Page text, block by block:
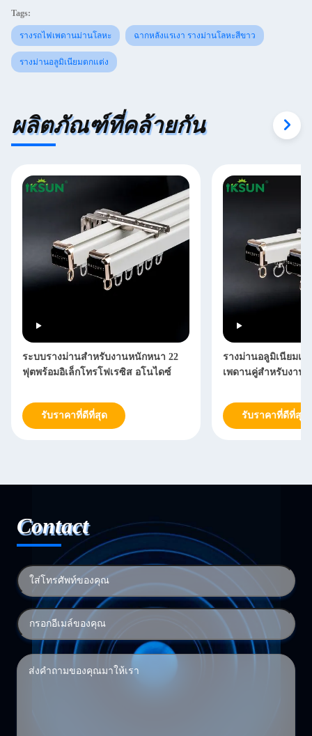
Tags:
รางรถไฟเพดานม่านโลหะ ฉากหลังแรเงา รางม่านโลหะสีขาว
รางม่านอลูมิเนียมตกแต่ง
ผลิตภัณฑ์ที่คล้ายกัน
ระบบรางม่านสำหรับงานหนักหนา 22
ฟุตพร้อมอิเล็กโทรโฟเรซิส อโนไดซ์
รับราคาที่ดีที่สุด
รางม่านอลูมิเนียมแ
เพดานคู่สำหรับงาน
รับราคาที่ดีที่สุด
Contact